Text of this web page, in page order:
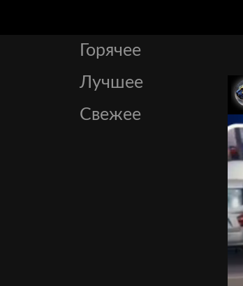
Горячее
Лучшее
Свежее